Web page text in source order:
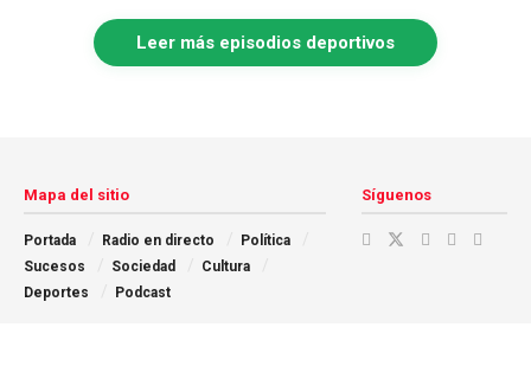
Leer más episodios deportivos
Mapa del sitio
Portada Radio en directo
Política
Sucesos
Sociedad
Cultura
Deportes
Podcast
Síguenos